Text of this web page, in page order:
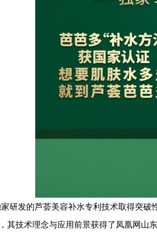
研发的芦荟美容补水专利技术取得突
其技术理念与应用前景获得了凤凰网山